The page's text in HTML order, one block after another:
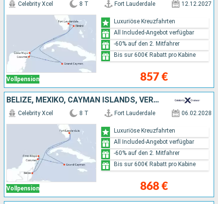
Vollpension
Celebrity Xcel 8 T Fort Lauderdale 12.12.2027
857 €
Luxuriöse Kreuzfahrten
All Included-Angebot verfügbar
-60% auf den 2. Mitfahrer
Bis sur 600€ Rabatt pro Kabine
BELIZE, MEXIKO, CAYMAN ISLANDS, VEREINIGTE STAATEN VON AMERIKA
Vollpension
Celebrity Xcel 8 T Fort Lauderdale 06.02.2028
868 €
Luxuriöse Kreuzfahrten
All Included-Angebot verfügbar
-60% auf den 2. Mitfahrer
Bis sur 600€ Rabatt pro Kabine